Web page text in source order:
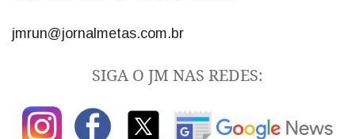
jmrun@jornalmetas.com.br
SIGA O JM NAS REDES: